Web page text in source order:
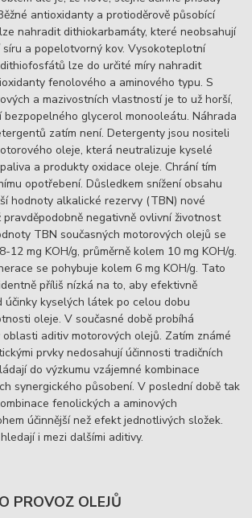
antioxidanty a protioděrově působící
nahradit dithiokarbamáty, které neobsahují
a popelotvorný kov. Vysokoteplotní
lze do určité míry nahradit
fenolového a aminového typu. S
a mazivostních vlastností je to už horší,
bezpopelného glycerol monooleátu. Náhrada
zatím není. Detergenty jsou nositeli
oleje, která neutralizuje kyselé
a produkty oxidace oleje. Chrání tím
opotřebení. Důsledkem snížení obsahu
hodnoty alkalické rezervy (TBN) nové
negativně ovlivní životnost
TBN současných motorových olejů se
12 mg KOH/g, průměrně kolem 10 mg KOH/g.
se pohybuje kolem 6 mg KOH/g. Tato
příliš nízká na to, aby efektivně
účinky kyselých látek po celou dobu
oleje. V současné době probíhá
aditiv motorových olejů. Zatím známé
prvky nedosahují účinnosti tradičních
do výzkumu vzájemné kombinace
synergického působení. V poslední době tak
fenolických a aminových
účinnější než efekt jednotlivých složek.
i mezi dalšími aditivy.
PROVOZ OLEJŮ